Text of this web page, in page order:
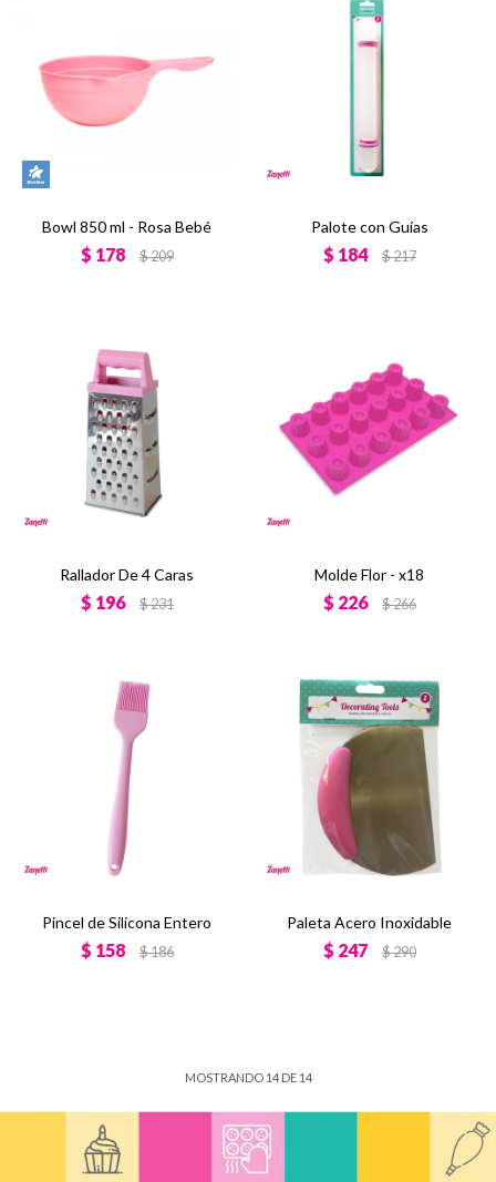
Bowl 850 ml - Rosa Bebé
$ 178 $209
Palote con Guías
$ 184 $217
Rallador De 4 Caras
$ 196 $231
Molde Flor - x18
$ 226 $266
Pincel de Silicona Entero
$ 158 $186
Paleta Acero Inoxidable
$ 247 $290
MOSTRANDO 14DE 14